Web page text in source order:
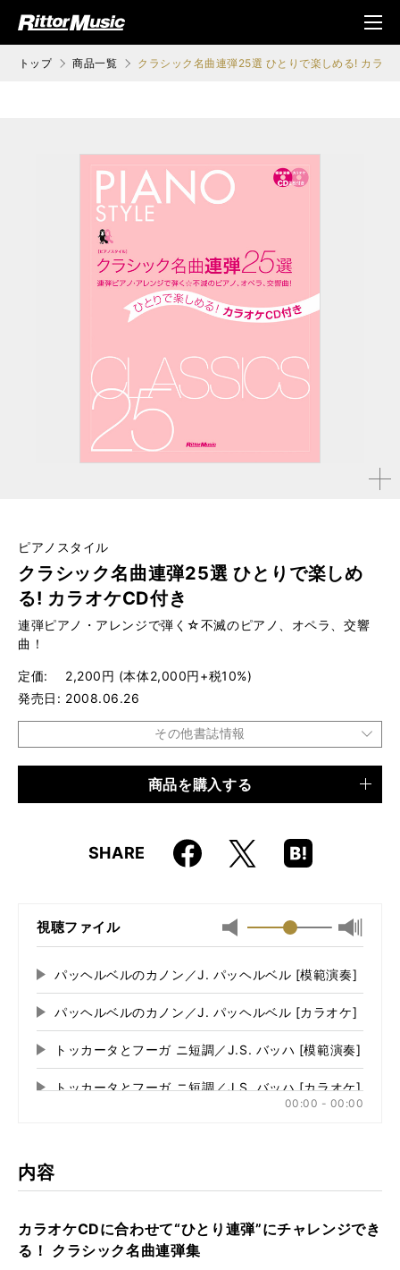
ジック (Rittor Musi
メニ
ュ
トップ 商品一覧 クラシック名曲連弾25選 ひとりで楽しめる! カラオ
拡大す
ピアノスタイル
クラシック名曲連弾25選 ひとりで楽しめ
る! カラオケCD付き
連弾ピアノ・アレンジで弾く☆不滅のピアノ、オペラ、交響
曲！
定価
2,200円 (本体2,000円+税10%)
発売日
2008.06.26
その他書誌情報
商品を購入する
SHARE Faceboo
k
X
Hatena
Boo
視聴ファイル
最小
音
に
り
え
最大音
量
切
替
え
る
再
生
す
る
パッヘルベルのカノン／J. パッヘルベル [模範演奏]
再
生
す
る
パッヘルベルのカノン／J. パッヘルベル [カラオケ]
再
生
す
トッカータとフーガ ニ短調／J.S. バッハ [模範演奏]
再
トッカータとフーガ ニ短調／J.S. バッハ [カラオケ]
す
る
再
生
る
生
す
る
再
生
夜の女王のアリア〜オペラ「魔笛」より／W.A. モーツァ
00:00 - 00:00
内容
カラオケCDに合わせて“ひとり連弾”にチャレンジでき
る！ クラシック名曲連弾集